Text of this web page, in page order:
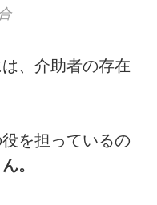
、介助者の存在
を担っているの
。